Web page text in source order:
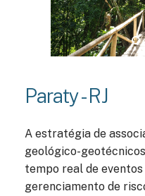
Paraty - RJ
A estratégia de
geológico-
tempo real de
gerenciamento de